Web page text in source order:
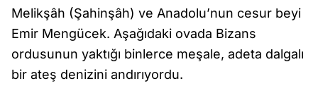
Melikşâh (Şahinşâh) ve Anadolu’nun cesur beyi
Emir Mengücek. Aşağıdaki ovada Bizans
ordusunun yaktığı binlerce meşale, adeta dalgalı
bir ateş denizini andırıyordu.